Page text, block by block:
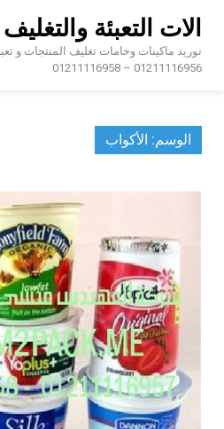
content
الات التعبئة والتغليف
01211116956 – 01211116958
الوسم: الأكواب